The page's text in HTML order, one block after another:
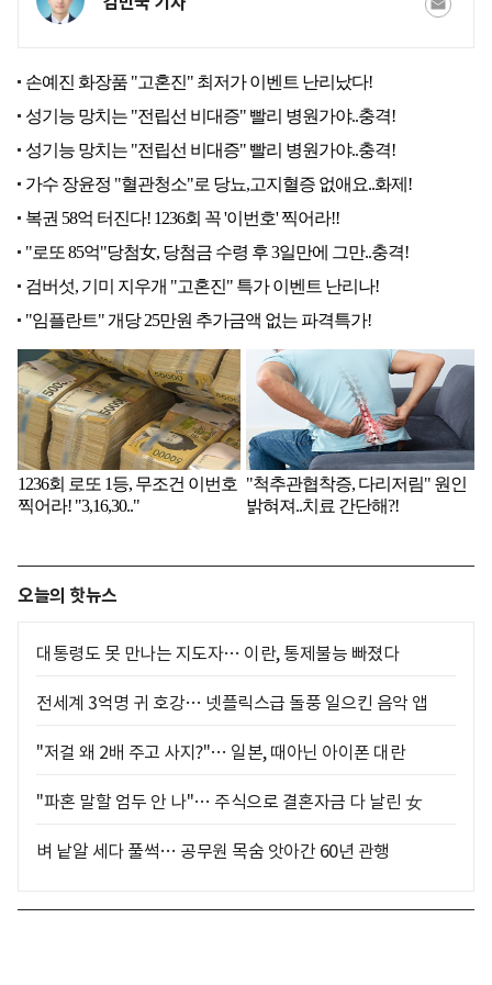
오늘의 핫뉴스
대통령도 못 만나는 지도자… 이란, 통제불능 빠졌다
전세계 3억명 귀 호강… 넷플릭스급 돌풍 일으킨 음악 앱
"저걸 왜 2배 주고 사지?"… 일본, 때아닌 아이폰 대란
"파혼 말할 엄두 안 나"… 주식으로 결혼자금 다 날린 女
벼 낱알 세다 풀썩… 공무원 목숨 앗아간 60년 관행